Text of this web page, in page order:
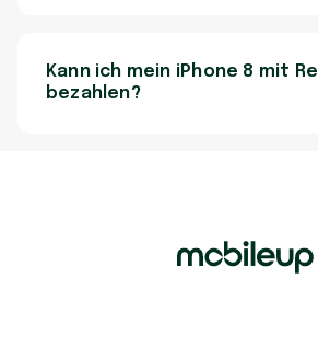
Kann ich mein iPhone 8 mit
bezahlen?